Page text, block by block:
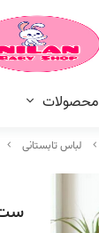
محصولات
لباس تابستانی
ست